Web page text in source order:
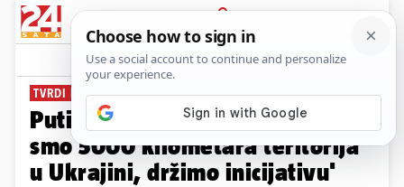
PRIJAVA
News Komentari
TVRDI DA SE UKRAJINCI POVLAČE
Putin okupio vojni vrh: 'Zauzeli
smo 5000 kilometara teritorija
u Ukrajini, držimo inicijativu'